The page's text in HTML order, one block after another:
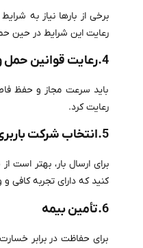
برخی از بارها نیاز به
رعایت این شرایط در حین
4.رعایت قوانین حمل و نقل
باید سرعت مجاز و حفظ
رعایت کرد.
5.انتخاب شرکت باربری معتبر
برای ارسال بار، بهتر است
کنید که دارای تجربه
6.تأمین بیمه
برای حفاظت در برابر